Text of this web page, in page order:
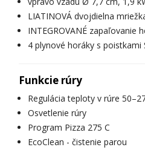
LIATINOVÁ dvojdielna
INTEGROVANÉ zapaľovanie
4 plynové horáky s poistkami
Funkcie rúry
Regulácia teploty v rúre
Osvetlenie rúry
Program Pizza 275 C
EcoClean - čistenie parou